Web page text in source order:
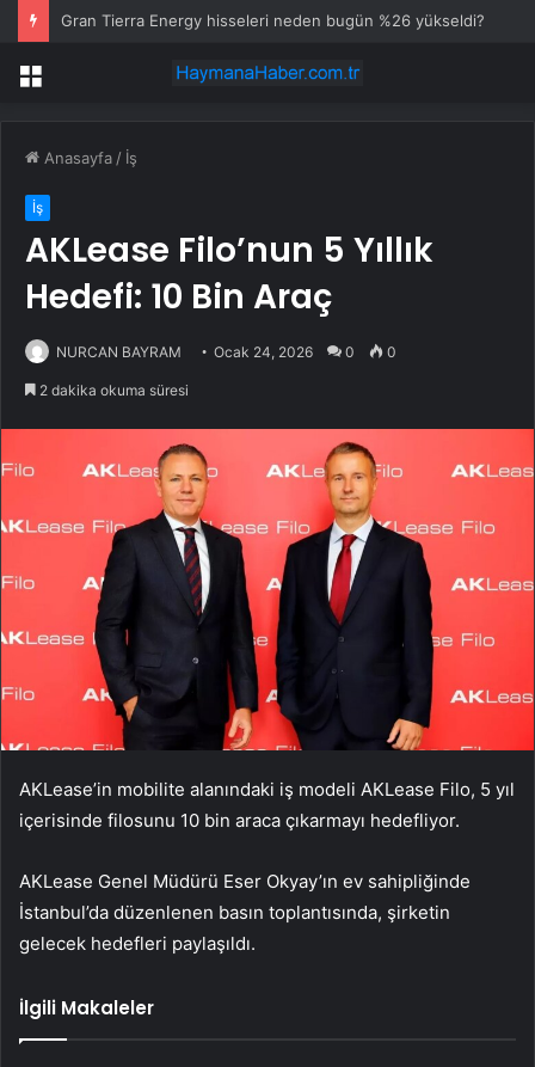
Gran Tierra Energy hisseleri neden bugün %26 yükseldi?
Menü
Anasayfa / İş
İş
AKLease Filo’nun 5 Yıllık
Hedefi: 10 Bin Araç
NURCAN BAYRAM Ocak 24, 2026 0 0
2 dakika okuma süresi
AKLease’in mobilite alanındaki iş modeli AKLease Filo, 5 yıl
içerisinde filosunu 10 bin araca çıkarmayı hedefliyor.
AKLease Genel Müdürü Eser Okyay’ın ev sahipliğinde
İstanbul’da düzenlenen basın toplantısında, şirketin
gelecek hedefleri paylaşıldı.
İlgili Makaleler